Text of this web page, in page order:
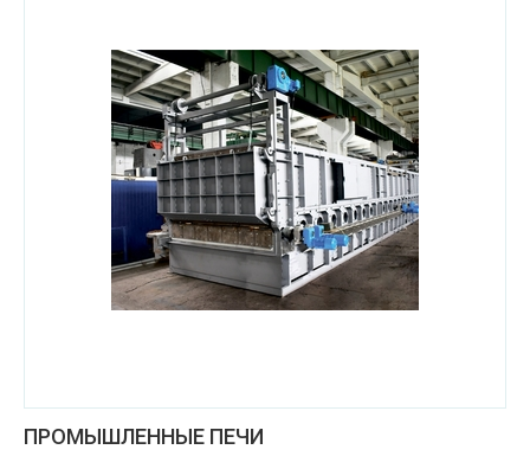
ПРОМЫШЛЕННЫЕ ПЕЧИ